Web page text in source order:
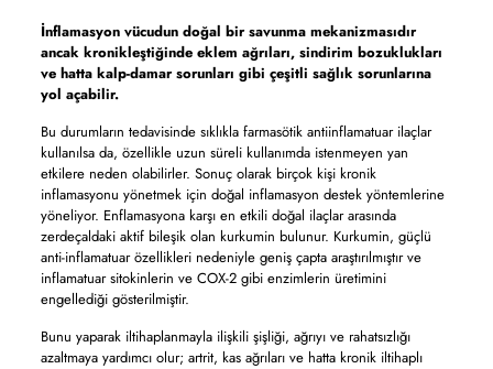
İnflamasyon vücudun doğal bir savunma mekanizmasıdır
ancak kronikleştiğinde eklem ağrıları, sindirim bozuklukları
ve hatta kalp-damar sorunları gibi çeşitli sağlık sorunlarına
yol açabilir.
Bu durumların tedavisinde sıklıkla farmasötik antiinflamatuar ilaçlar
kullanılsa da, özellikle uzun süreli kullanımda istenmeyen yan
etkilere neden olabilirler. Sonuç olarak birçok kişi kronik
inflamasyonu yönetmek için doğal inflamasyon destek yöntemlerine
yöneliyor. Enflamasyona karşı en etkili doğal ilaçlar arasında
zerdeçaldaki aktif bileşik olan kurkumin bulunur. Kurkumin, güçlü
anti-inflamatuar özellikleri nedeniyle geniş çapta araştırılmıştır ve
inflamatuar sitokinlerin ve COX-2 gibi enzimlerin üretimini
engellediği gösterilmiştir.
Bunu yaparak iltihaplanmayla ilişkili şişliği, ağrıyı ve rahatsızlığı
azaltmaya yardımcı olur; artrit, kas ağrıları ve hatta kronik iltihaplı